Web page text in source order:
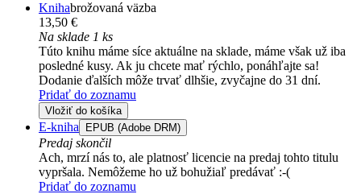
Knihabrožovaná väzba
13,50 €
Na sklade 1 ks
Túto knihu máme síce aktuálne na sklade, máme však už iba
posledné kusy. Ak ju chcete mať rýchlo, ponáhľajte sa!
Dodanie ďalších môže trvať dlhšie, zvyčajne do 31 dní.
Pridať do zoznamu
Vložiť do košíka
E-kniha EPUB (Adobe DRM)
Predaj skončil
Ach, mrzí nás to, ale platnosť licencie na predaj tohto titulu
vypršala. Nemôžeme ho už bohužiaľ predávať :-(
Pridať do zoznamu